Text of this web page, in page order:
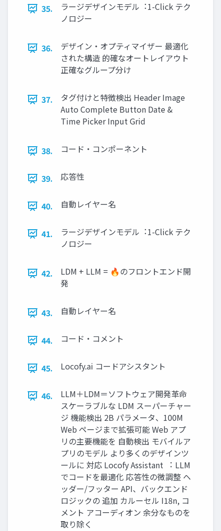
35.
ラージデザインモデル︓1-Click テク
ノロジー
36.
デザイン・オプティマイザー 最適化
された構造 的確なオートレイアウト
正確なグループ分け
37.
タグ付けと特徴検出 Header Image
Auto Complete Button Date &
Time Picker Input Grid
38. コード・コンポーネント
39. 応答性
40. ⾃動レイヤー名
41.
ラージデザインモデル︓1-Click テク
ノロジー
42.
LDM + LLM = 🔥のフロントエンド開
発
43. ⾃動レイヤー名
44. コード・コメント
45. Locofy.ai コードアシスタント
46.
LLM＋LDM＝ソフトウェア開発⾰命
スケーラブルな LDM スーパーチャー
ジ 機能検出 2B パラメータ、100M
Web ページまで拡張可能 Web アプ
リの主要機能を ⾃動検出 モバイルア
プリのモデル より多くのデザインツ
ールに 対応 Locofy Assistant ︓ LLM
でコードを最適化 応答性の微調整 ヘ
ッダー/フッター API、バックエンド
ロジックの 追加 カルーセル I18n, コ
メント アコーディオン 余分なものを
取り除く